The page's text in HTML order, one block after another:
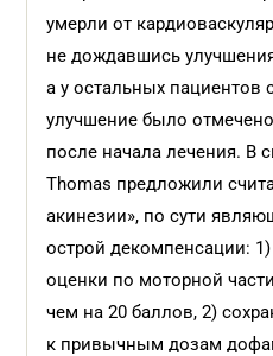
умерли от
не дождавшись
а у остальных пациентов
улучшение было
после начала лечения. В
Thomas предложили
акинезии», по сути
острой декомпенсации:
оценки по моторной
чем на 20 баллов, 2)
к привычным дозам